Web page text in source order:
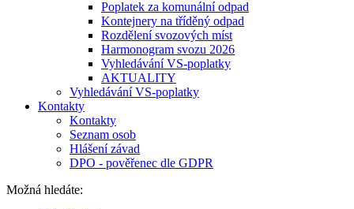
Poplatek za komunální odpad
Kontejnery na tříděný odpad
Rozdělení svozových míst
Harmonogram svozu 2026
Vyhledávání VS-poplatky
AKTUALITY
Vyhledávání VS-poplatky
Kontakty
Kontakty
Seznam osob
Hlášení závad
DPO - pověřenec dle GDPR
Možná hledáte: